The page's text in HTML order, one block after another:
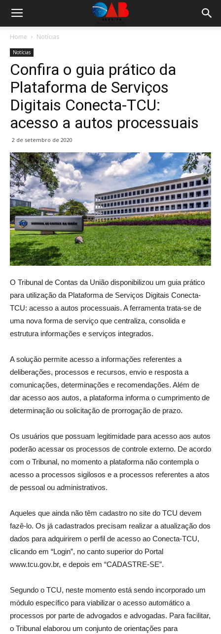
Home Notícias
Notícias
Confira o guia prático da
Plataforma de Serviços
Digitais Conecta-TCU:
acesso a autos processuais
2 de setembro de 2020
O Tribunal de Contas da União disponibilizou um guia prático
para utilização da Plataforma de Serviços Digitais Conecta-
TCU: acesso a autos processuais. A ferramenta trata-se de
uma nova forma de serviço que centraliza, consolida e
estrutura informações e serviços integrados.
A solução permite acesso a informações referentes a
deliberações, processos e recursos, envio e resposta a
comunicações, determinações e recomendações. Além de
dar acesso aos autos, a plataforma informa o cumprimento de
determinação ou solicitação de prorrogação de prazo.
Os usuários que possuam legitimidade para acesso aos autos
poderão acessar os processos de controle externo. De acordo
com o Tribunal, no momento a plataforma não contempla o
acesso a processos sigilosos e a processos referentes a atos
de pessoal ou administrativos.
Aqueles que ainda não têm cadastro no site do TCU devem
fazê-lo. Os já cadastrados precisam realizar a atualização dos
dados para adquirirem o perfil de acesso ao Conecta-TCU,
clicando em “Login”, no canto superior do Portal
www.tcu.gov.br, e depois em “CADASTRE-SE”.
Segundo o TCU, neste momento está sendo incorporado um
módulo específico para viabilizar o acesso automático a
processos por parte de advogados e advogadas. Para facilitar,
o Tribunal elaborou um conjunto de orientações para